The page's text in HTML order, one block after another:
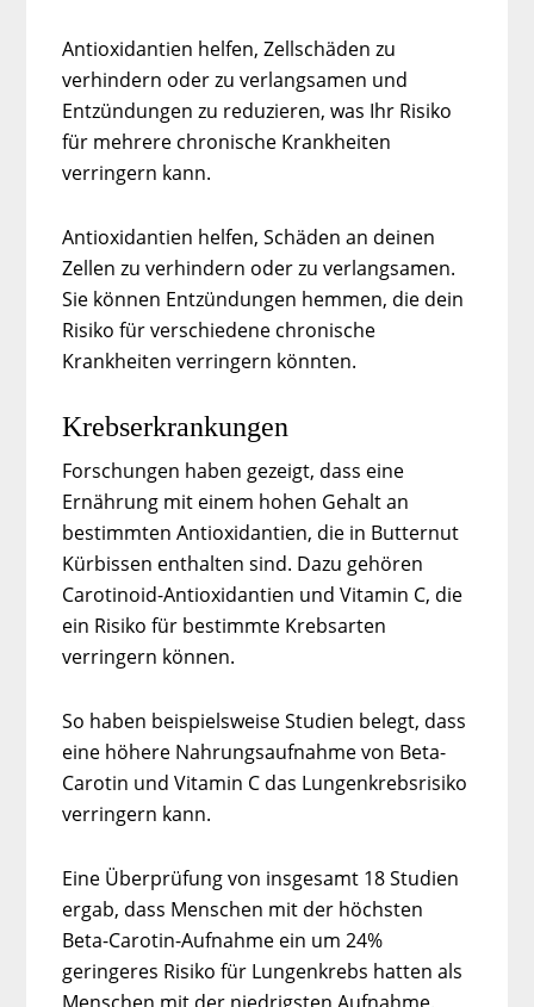
Antioxidantien helfen, Zellschäden zu
verhindern oder zu verlangsamen und
Entzündungen zu reduzieren, was Ihr Risiko
für mehrere chronische Krankheiten
verringern kann.
Antioxidantien helfen, Schäden an deinen
Zellen zu verhindern oder zu verlangsamen.
Sie können Entzündungen hemmen, die dein
Risiko für verschiedene chronische
Krankheiten verringern könnten.
Krebserkrankungen
Forschungen haben gezeigt, dass eine
Ernährung mit einem hohen Gehalt an
bestimmten Antioxidantien, die in Butternut
Kürbissen enthalten sind. Dazu gehören
Carotinoid-Antioxidantien und Vitamin C, die
ein Risiko für bestimmte Krebsarten
verringern können.
So haben beispielsweise Studien belegt, dass
eine höhere Nahrungsaufnahme von Beta-
Carotin und Vitamin C das Lungenkrebsrisiko
verringern kann.
Eine Überprüfung von insgesamt 18 Studien
ergab, dass Menschen mit der höchsten
Beta-Carotin-Aufnahme ein um 24%
geringeres Risiko für Lungenkrebs hatten als